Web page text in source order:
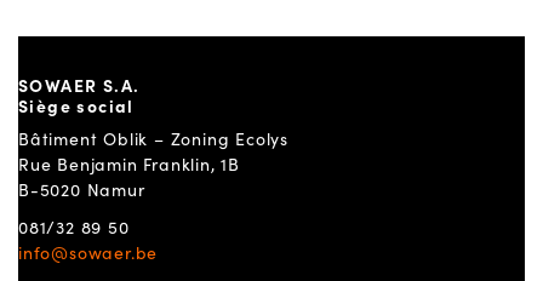
SOWAER S.A.
Siège social
Bâtiment Oblik – Zoning Ecolys
Rue Benjamin Franklin, 1B
B-5020 Namur
081/32 89 50
info@sowaer.be